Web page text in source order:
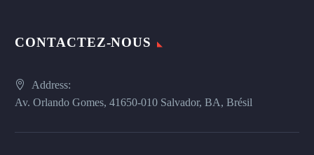
CONTACTEZ-NOUS
Address:
Av. Orlando Gomes, 41650-010 Salvador, BA, Brésil